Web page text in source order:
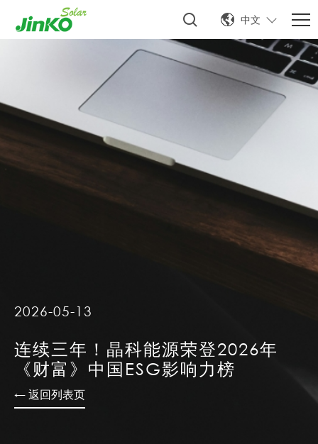
中文
2026-05-13
连续三年！晶科能源荣登2026年
《财富》中国ESG影响力榜
← 返回列表页